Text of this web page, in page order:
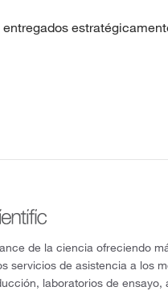
de la ciencia ofreciendo
servicios de asistencia a los
laboratorios de ensayo,